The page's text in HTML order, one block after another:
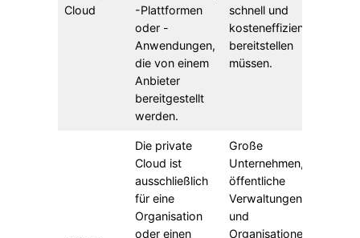
Cloud
-Plattformen
oder -
Anwendungen,
die von einem
Anbieter
bereitgestellt
werden.
schnell und
kosteneffizient
bereitstellen
müssen.
Die private
Cloud ist
ausschließlich
für eine
Organisation
oder einen
Große
Unternehmen,
öffentliche
Verwaltungen
und
Organisationen,